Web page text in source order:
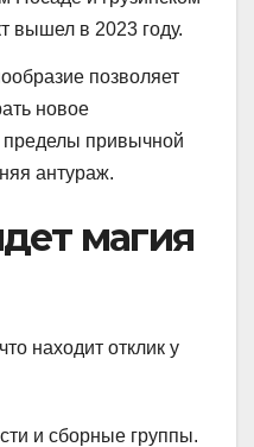
вышел в 2023 году.
позволяет
новое
пределы привычной
антураж.
магия
находит отклик у
и сборные группы.